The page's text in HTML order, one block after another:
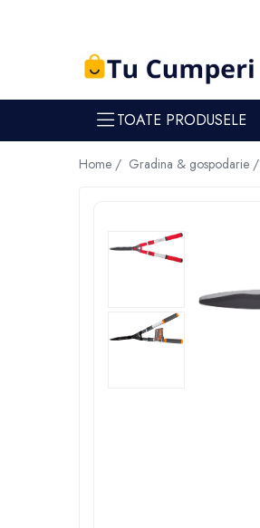
Toate Produsele
Gradina & gospodarie
Intretinere spatii verzi
Masini de tuns iarba
Foarfece electrice spatii verzi
Piese si accesorii masina de tuns iarba
Accesorii si piese motocositori
Arzatoare buruieni
TOATE PRODUSELE
Home / Gradina & gospodarie /